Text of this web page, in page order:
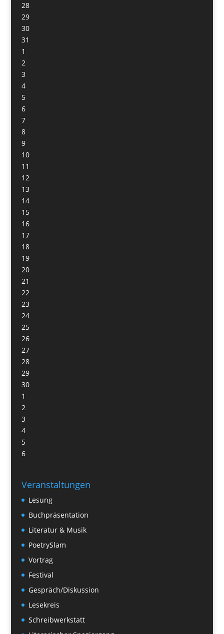
28
29
30
31
1
2
3
4
5
6
7
8
9
10
11
12
13
14
15
16
17
18
19
20
21
22
23
24
25
26
27
28
29
30
1
2
3
4
5
6
Veranstaltungen
Lesung
Buchpräsentation
Literatur & Musik
PoetrySlam
Vortrag
Festival
Gespräch/Diskussion
Lesekreis
Schreibwerkstatt